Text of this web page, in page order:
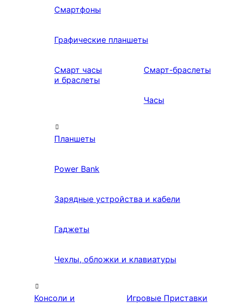
Смартфоны
Графические планшеты
Смарт часы
и браслеты
Смарт-браслеты
Часы
Планшеты
Power Bank
Зарядные устройства и кабели
Гаджеты
Чехлы, обложки и клавиатуры
Консоли и
Игровые Приставки